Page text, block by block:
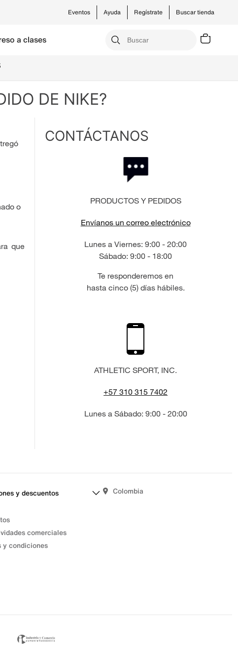
Buscar tienda
Ayuda Regístrate
Eventos
a clases
DE NIKE?
o
que
CONTÁCTANOS
PRODUCTOS Y PEDIDOS
Envíanos un correo electrónico
Lunes a Viernes: 9:00 - 20:00
Sábado: 9:00 - 18:00
Te responderemos en
hasta cinco (5) días hábiles.
ATHLETIC SPORT, INC.
+57 310 315 7402
Lunes a Sábado: 9:00 - 20:00
y descuentos
comerciales
y condiciones
Colombia